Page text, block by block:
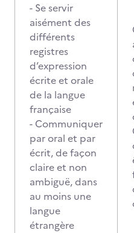
- Se servir
aisément des
différents
registres
d’expression
écrite et orale
de la langue
française
- Communiquer
par oral et par
écrit, de façon
claire et non
ambiguë, dans
au moins une
langue
étrangère